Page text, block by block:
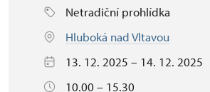
Netradiční prohlídka
Hluboká nad Vltavou
13. 12. 2025 – 14. 12. 2025
10.00 – 15.30